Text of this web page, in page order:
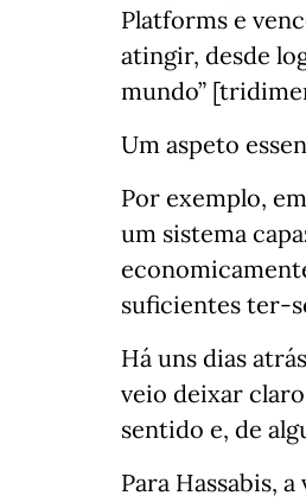
Platforms e
atingir, desde
mundo”
Um aspeto
Por exemplo,
um sistema
suficientes ter-
Há uns dias
veio deixar
sentido e, de
Para Hassabis,